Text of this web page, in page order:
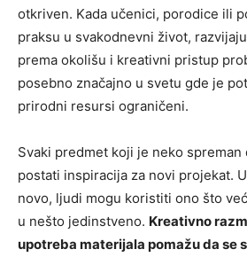
otkriven. Kada učenici, porodice ili
praksu u svakodnevni život,
prema okolišu i kreativni pristup
posebno značajno u svetu gde je
prirodni resursi ograničeni.
Svaki predmet koji je neko spreman
postati inspiracija za novi projekat.
novo, ljudi mogu koristiti ono što
u nešto jedinstveno. Kreativno
upotreba materijala pomažu da se